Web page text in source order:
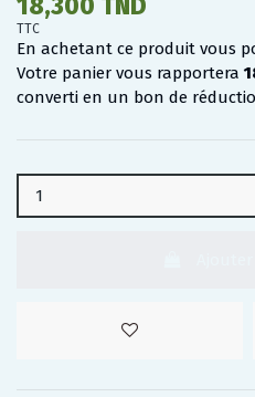
TTC
En achetant ce produit vous
Votre panier vous rapportera
converti en un bon de